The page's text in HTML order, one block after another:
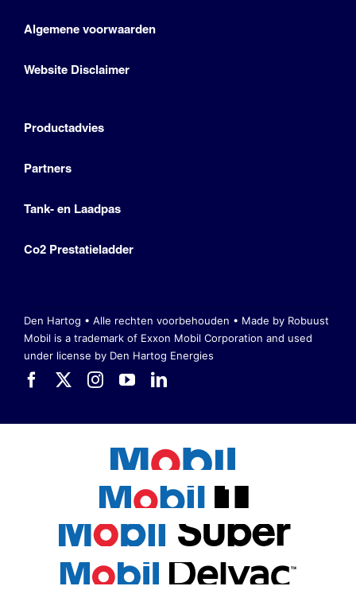
Algemene voorwaarden
Website Disclaimer
Productadvies
Partners
Tank- en Laadpas
Co2 Prestatieladder
Den Hartog • Alle rechten voorbehouden • Made by Robuust
Mobil is a trademark of Exxon Mobil Corporation and used
under license by Den Hartog Energies